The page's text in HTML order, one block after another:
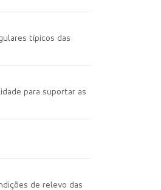
típicos das
para suportar as
de relevo das